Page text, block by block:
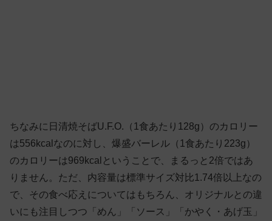
ちなみに日清焼そばU.F.O.（1食あたり128g）のカロリー
は556kcalなのに対し、爆盛バーレル（1食あたり223g）
のカロリーは969kcalということで、まるっと2倍ではあ
りません。ただ、内容量は標準サイズ対比1.74倍以上なの
で、その食べ応えについてはもちろん、オリジナルとの違
いにも注目しつつ「めん」「ソース」「かやく・あげ玉」